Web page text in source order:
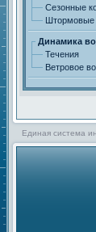
Сезонные
Штормовые
Динамика
Течения
Ветровое
Единая система